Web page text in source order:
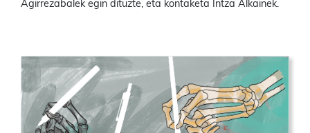
Agirrezabalek egin dituzte, eta kontaketa Intza Alkainek.